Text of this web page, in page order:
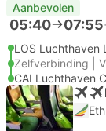
Aanbevolen
05:40 07:55
LOS Luchthaven
Zelfverbinding |
CAI Luchthaven